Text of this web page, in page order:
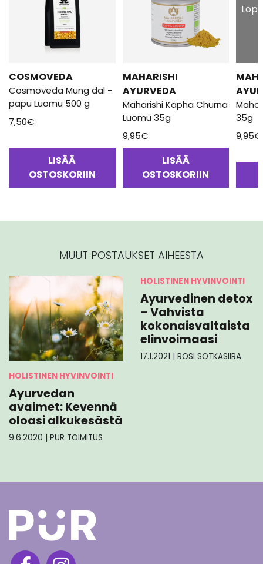
COSMOVEDA
Cosmoveda Mung dal -
papu Luomu 500 g
7,50€
LISÄÄ
OSTOSKORIIN
MAHARISHI
AYURVEDA
Maharishi Kapha Churna
Luomu 35g
9,95€
LISÄÄ
OSTOSKORIIN
35g
9,95€
MUUT POSTAUKSET AIHEESTA
HOLISTINEN HYVINVOINTI
Ayurvedan
avaimet: Kevennä
oloasi alkukesästä
9.6.2020 PUR TOIMITUS
HOLISTINEN HYVINVOINTI
Ayurvedinen detox
– Vahvista
kokonaisvaltaista
elinvoimaasi
17.1.2021 | ROSI SOTKASIIRA